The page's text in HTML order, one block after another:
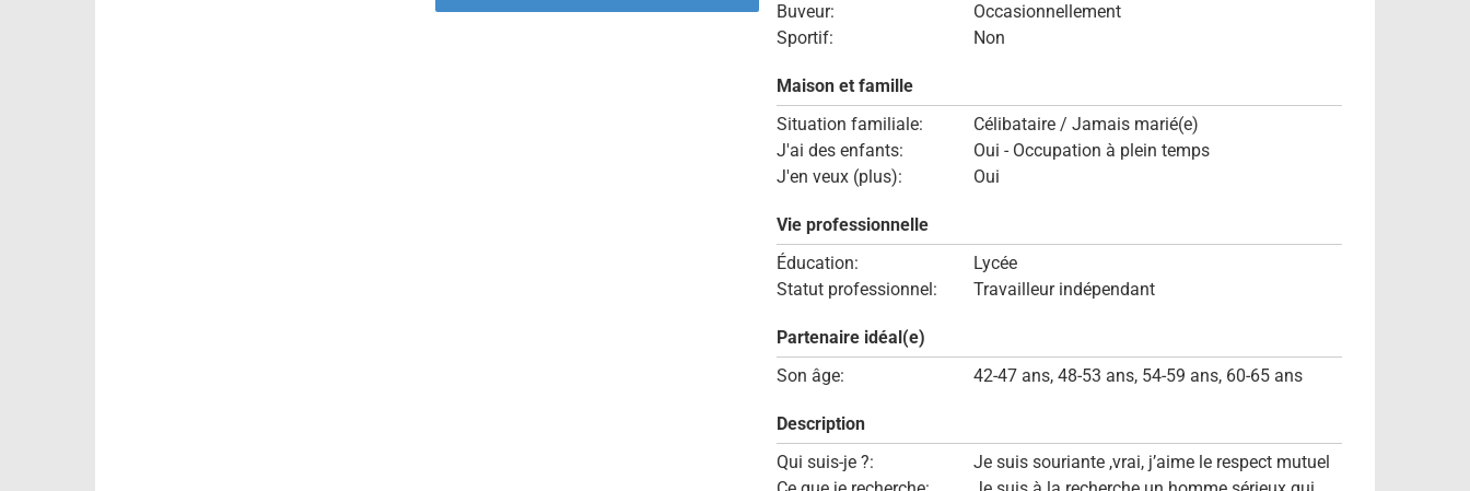
Buveur:
Occasionnellement
Sportif:
Non
Maison et famille
Situation familiale:
Célibataire / Jamais marié(e)
J'ai des enfants:
Oui - Occupation à plein temps
J'en veux (plus):
Oui
Vie professionnelle
Éducation:
Lycée
Statut professionnel:
Travailleur indépendant
Partenaire idéal(e)
Son âge:
42-47 ans, 48-53 ans, 54-59 ans, 60-65 ans
Description
Qui suis-je ?:
Je suis souriante ,vrai, j’aime le respect mutuel